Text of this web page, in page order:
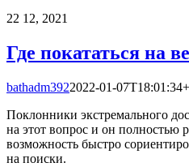
22 12, 2021
Где покататься на
bathadm3922022-01-
Поклонники экстремального
на этот вопрос и он полностью
возможность быстро
на поиски.